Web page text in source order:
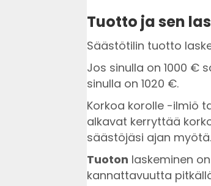
Tuotto ja sen
Säästötilin tuotto
Jos sinulla on 1000 €
sinulla on 1020 €.
Korkoa korolle -ilmiö
alkavat kerryttää
säästöjäsi ajan myötä.
Tuoton laskeminen
kannattavuutta